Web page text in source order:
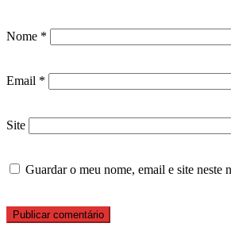
Nome *
Email *
Site
Guardar o meu nome, email e site neste